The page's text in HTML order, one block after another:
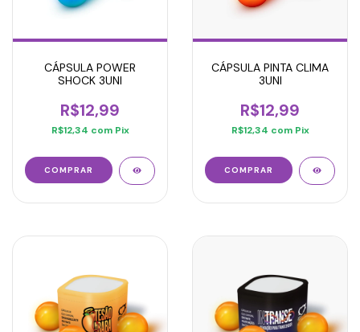
CÁPSULA POWER
SHOCK 3UNI
R$12,99
R$12,34 com Pix
CÁPSULA PINTA CLIMA
3UNI
R$12,99
R$12,34 com Pix